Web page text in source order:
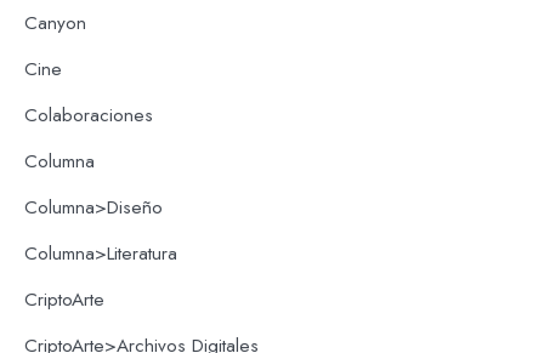
Canyon
Cine
Colaboraciones
Columna
Columna>Diseño
Columna>Literatura
CriptoArte
CriptoArte>Archivos Digitales